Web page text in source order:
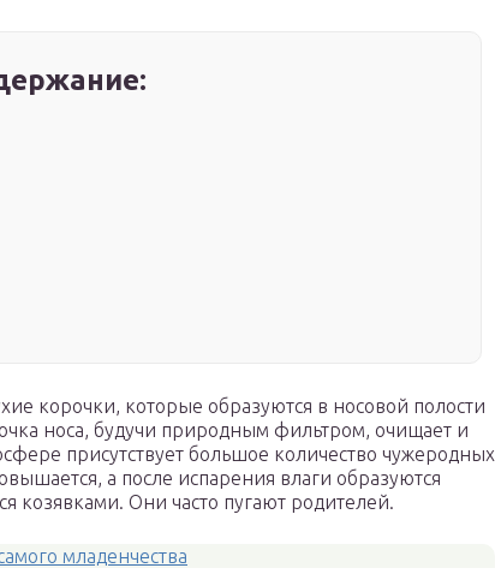
корочки, которые образуются в носовой полости
носа, будучи природным фильтром, очищает и
присутствует большое количество чужеродных
а после испарения влаги образуются
козявками. Они часто пугают родителей.